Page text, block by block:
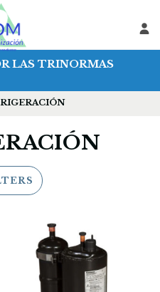
LAS TRINORMAS